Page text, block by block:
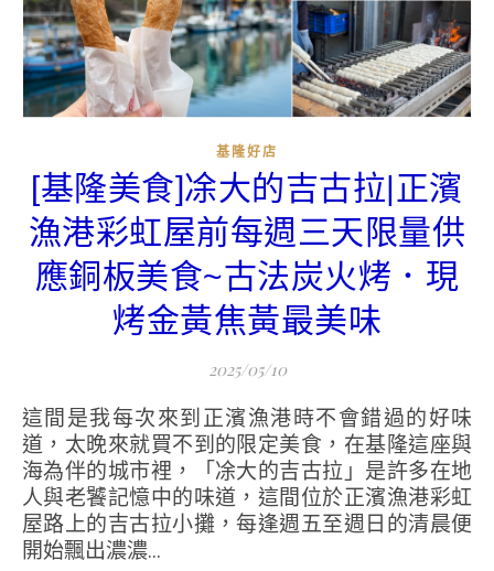
基隆好店
[基隆美食]凃大的吉古拉|正濱
漁港彩虹屋前每週三天限量供
應銅板美食~古法炭火烤．現
烤金黃焦黃最美味
2025/05/10
這間是我每次來到正濱漁港時不會錯過的好味
道，太晚來就買不到的限定美食，在基隆這座與
海為伴的城市裡，「凃大的吉古拉」是許多在地
人與老饕記憶中的味道，這間位於正濱漁港彩虹
屋路上的吉古拉小攤，每逢週五至週日的清晨便
開始飄出濃濃...